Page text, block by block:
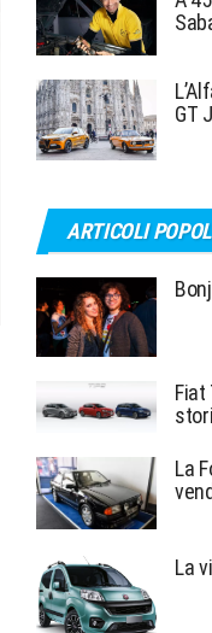
GT
ARTICOLI
Fiat
La
La